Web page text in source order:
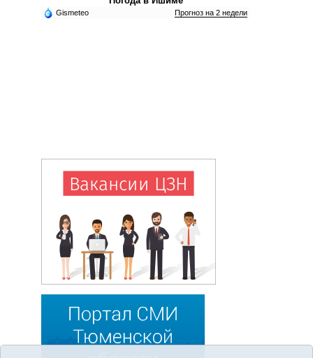
Gismeteo Прогноз на 2 недели